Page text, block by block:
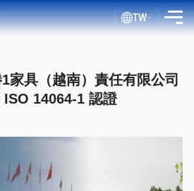
格
TW
家具（越南）責任有限公司
14064-1 認證